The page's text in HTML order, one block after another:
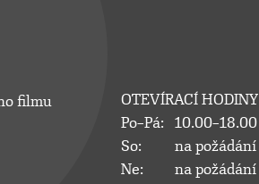
filmu
OTEVÍRACÍ HODINY
Po–Pá:
10.00–18.00
So:
na požádání
Ne:
na požádání